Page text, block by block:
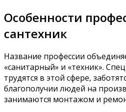
Особенности
сантехник
Название профессии
«санитарный» и «техник».
трудятся в этой сфере,
благополучии людей на
занимаются монтажом и